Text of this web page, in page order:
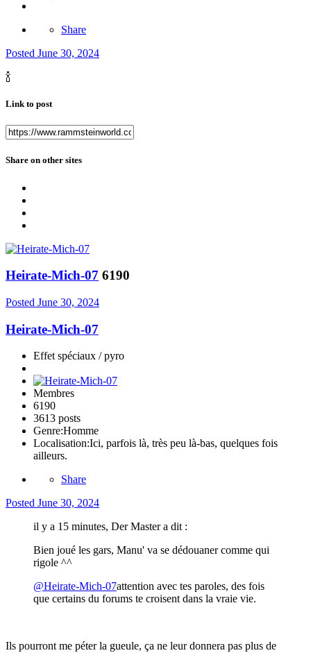
Share
Posted June 30, 2024
🍾
Link to post
Share on other sites
Heirate-Mich-07 6190
Posted June 30, 2024
Heirate-Mich-07
Effet spéciaux / pyro
Membres
6190
3613 posts
Genre:Homme
Localisation:Ici, parfois là, très peu là-bas, quelques fois
ailleurs.
Share
Posted June 30, 2024
il y a 15 minutes, Der Master a dit :
Bien joué les gars, Manu' va se dédouaner comme qui
rigole ^^
@Heirate-Mich-07attention avec tes paroles, des fois
que certains du forums te croisent dans la vraie vie.
Ils pourront me péter la gueule, ça ne leur donnera pas plus de